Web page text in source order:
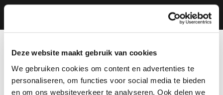
Deze website maakt gebruik van cookies
We gebruiken cookies om content en advertenties te
personaliseren, om functies voor social media te bieden
en om ons websiteverkeer te analyseren. Ook delen we